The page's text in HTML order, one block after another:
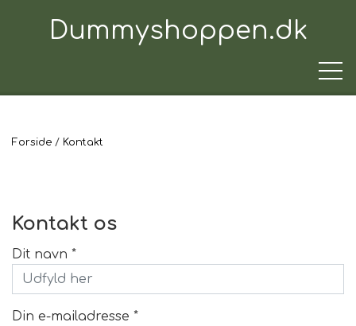
Dummyshoppen.dk
TRÆNINGSUDSTYR
TIL HUNDEN
TIL HUNDEFØREREN
Forside Kontakt
Kontakt os
Dit navn *
Din e-mailadresse *